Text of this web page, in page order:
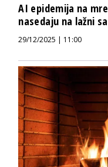
AI epidemija na
nasedaju na lažni
29/12/2025 | 11:00